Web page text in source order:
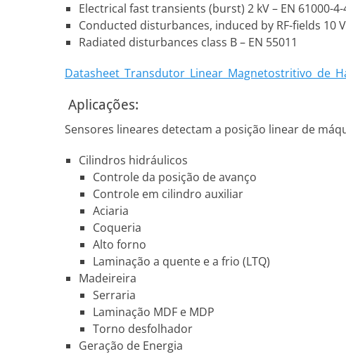
Electrical fast transients (burst) 2 kV – EN 61000-4-
Conducted disturbances, induced by RF-fields 10
Radiated disturbances class B – EN 55011
Aplicações:
Sensores lineares detectam a posição linear de
Cilindros hidráulicos
Controle da posição de avanço
Controle em cilindro auxiliar
Aciaria
Coqueria
Alto forno
Laminação a quente e a frio (LTQ)
Madeireira
Serraria
Laminação MDF e MDP
Torno desfolhador
Geração de Energia